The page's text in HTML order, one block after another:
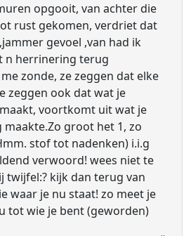
opgooit, van achter die
rust gekomen, verdriet dat
gevoel ,van had ik
n herrinering terug
zonde, ze zeggen dat elke
zeggen ook dat wat je
voortkomt uit wat je
maakte.Zo groot het 1, zo
stof tot nadenken) i.i.g
verwoord! wees niet te
twijfel:? kijk dan terug van
waar je nu staat! zo meet je
tot wie je bent (geworden)